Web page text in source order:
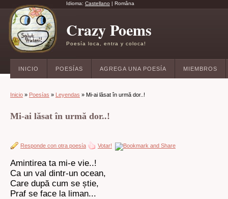
Idioma: Castellano | Româna
Crazy Poems
Poesía loca, entra y coloca!
INICIO POESÍAS AGREGA UNA POESÍA MIEMBROS
Inicio » Poesías » Leyendas » Mi-ai lăsat în urmă dor..!
Mi-ai lăsat în urmă dor..!
Responde con otra poesía Votar!
Amintirea ta mi-e vie..!
Ca un val dintr-un ocean,
Care după cum se știe,
Praf se face la liman...